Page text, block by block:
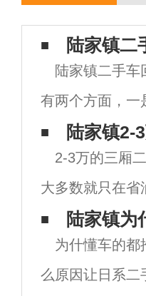
陆家镇二
陆家镇二手车
有两个方面，一
养。另一方面就
保养。二手车
使用寿命和司机
当会
陆家镇2-
2-3万的三厢
大多数就只在省
龄可能有点久，
问题，下面小
陆家镇为
为什懂车的都
么原因让日系二